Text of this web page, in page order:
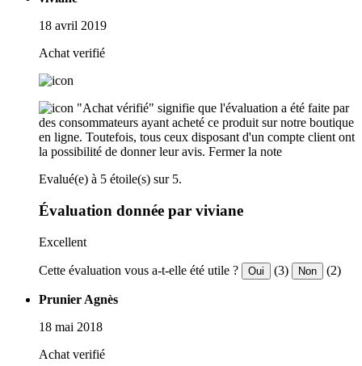
18 avril 2019
Achat verifié
"Achat vérifié" signifie que l'évaluation a été faite par
des consommateurs ayant acheté ce produit sur notre boutique
en ligne. Toutefois, tous ceux disposant d'un compte client ont
la possibilité de donner leur avis. Fermer la note
Evalué(e) à 5 étoile(s) sur 5.
Évaluation donnée par viviane
Excellent
Cette évaluation vous a-t-elle été utile ? Oui (3) Non (2)
Prunier Agnès
18 mai 2018
Achat verifié